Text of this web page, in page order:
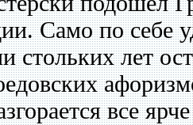
Само по себе
стольких лет
все